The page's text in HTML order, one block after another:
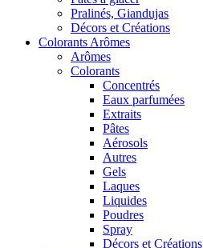
Pralinés, Giandujas
Décors et Créations
Colorants Arômes
Arômes
Colorants
Concentrés
Eaux parfumées
Extraits
Pâtes
Aérosols
Autres
Gels
Laques
Liquides
Poudres
Spray
Décors et Créations